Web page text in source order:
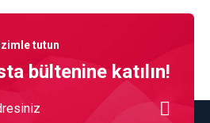
tutun
bültenine katılın!